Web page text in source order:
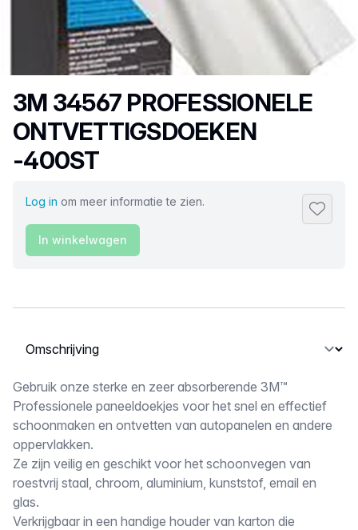
Productnaam
3M 34567 PROFESSIONELE
ONTVETTIGSDOEKEN
-400ST
Log in om meer informatie te zien.
In winkelwagen
Selecteer een tabblad
Omschrijving
Gebruik onze sterke en zeer absorberende 3M™
Professionele paneeldoekjes voor het snel en effectief
schoonmaken en ontvetten van autopanelen en andere
oppervlakken.
Ze zijn veilig en geschikt voor het schoonvegen van
roestvrij staal, chroom, aluminium, kunststof, email en
glas.
Verkrijgbaar in een handige houder van karton die